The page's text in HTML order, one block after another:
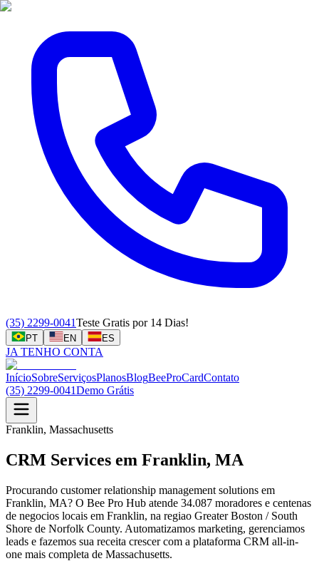
(35) 2299-0041Teste Gratis por 14 Dias!
PT EN ES
JA TENHO CONTA
InícioSobreServiçosPlanosBlogBeeProCardContato
(35) 2299-0041Demo Grátis
Franklin, Massachusetts
CRM Services em Franklin, MA
Procurando customer relationship management solutions em
Franklin, MA? O Bee Pro Hub atende 34.087 moradores e centenas
de negocios locais em Franklin, na regiao Greater Boston / South
Shore de Norfolk County. Automatizamos marketing, gerenciamos
leads e fazemos sua receita crescer com a plataforma CRM all-in-
one mais completa de Massachusetts.